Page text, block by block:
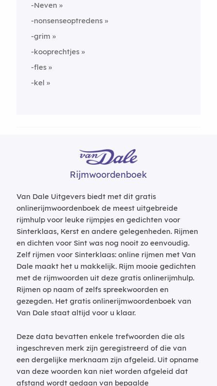
-Neven
-nonsenseoptredens
-grim
-kooprechtjes
-fles
-kel
Rijmwoordenboek
Van Dale Uitgevers biedt met dit gratis
onlinerijmwoordenboek de meest uitgebreide
rijmhulp voor leuke rijmpjes en gedichten voor
Sinterklaas, Kerst en andere gelegenheden. Rijmen
en dichten voor Sint was nog nooit zo eenvoudig.
Zelf rijmen voor Sinterklaas: online rijmen met Van
Dale maakt het u makkelijk. Rijm mooie gedichten
met de rijmwoorden uit deze gratis onlinerijmhulp.
Rijmen op naam of zelfs spreekwoorden en
gezegden. Het gratis onlinerijmwoordenboek van
Van Dale staat altijd voor u klaar.
Deze data bevatten enkele trefwoorden die als
ingeschreven merk zijn geregistreerd of die van
een dergelijke merknaam zijn afgeleid. Uit opname
van deze woorden kan niet worden afgeleid dat
afstand wordt gedaan van bepaalde